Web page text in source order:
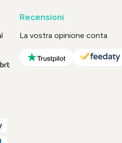
Recensioni
La vostra opinione conta